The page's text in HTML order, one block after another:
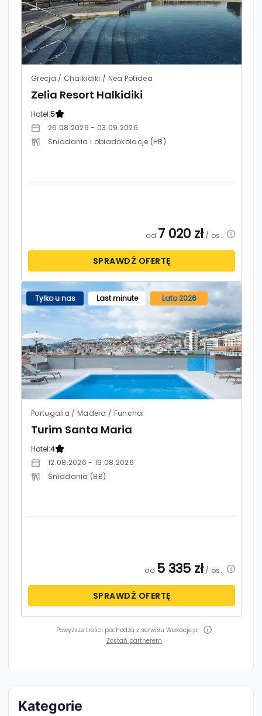
Grecja / Chalkidiki / Nea Potidea
Zelia Resort Halkidiki
Hotel:5
26.08.2026 - 03.09.2026
Śniadania i obiadokolacje (HB)
od 7 020 zł/ os.
SPRAWDŹ OFERTĘ
Tylko u nas Last minute Lato 2026
Portugalia / Madera / Funchal
Turim Santa Maria
Hotel:4
12.08.2026 - 19.08.2026
Śniadania (BB)
od 5 335 zł/ os.
SPRAWDŹ OFERTĘ
Powyższe treści pochodzą z serwisu Wakacje.pl
Zostań partnerem
Kategorie